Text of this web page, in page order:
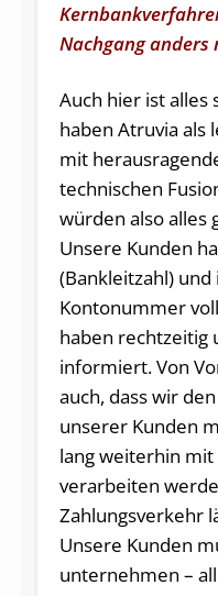
Nachgang anders
Auch hier ist alles
haben Atruvia als
mit
technischen
würden also alles
Unsere Kunden
(Bankleitzahl)
Kontonummer
haben rechtzeitig
informiert. Von
auch, dass wir
unserer Kunden
lang weiterhin
verarbeiten
Zahlungsverkehr
Unsere Kunden
unternehmen –